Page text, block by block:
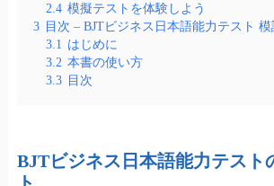
2.4 模擬テストを体験しよう
3
目次 – BJTビジネス日本語能力テスト
3.1
はじめに
3.2 本書の使い方
3.3
目次
BJTビジネス日本語能力テスト